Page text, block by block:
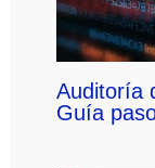
Auditoría
Guía